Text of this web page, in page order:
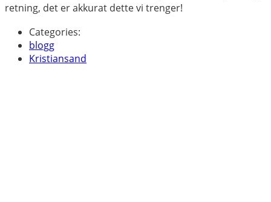
retning, det er akkurat dette vi trenger!
Categories:
blogg
Kristiansand